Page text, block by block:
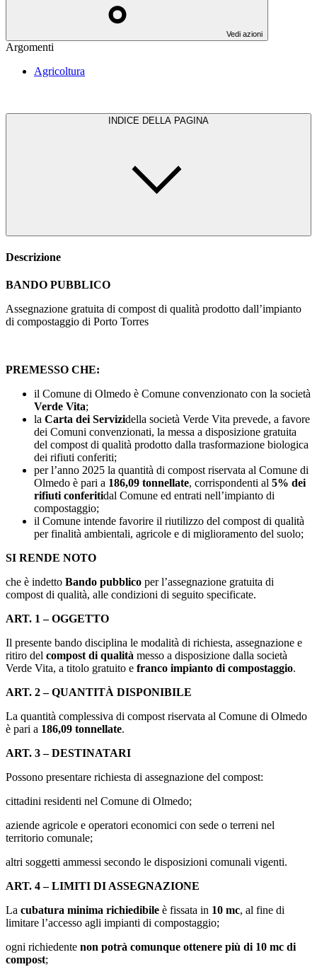
Vedi azioni
Argomenti
Agricoltura
INDICE DELLA PAGINA
Descrizione
BANDO PUBBLICO
Assegnazione gratuita di compost di qualità prodotto dall’impianto
di compostaggio di Porto Torres
PREMESSO CHE:
il Comune di Olmedo è Comune convenzionato con la società
Verde Vita;
la Carta dei Servizidella società Verde Vita prevede, a favore
dei Comuni convenzionati, la messa a disposizione gratuita
del compost di qualità prodotto dalla trasformazione biologica
dei rifiuti conferiti;
per l’anno 2025 la quantità di compost riservata al Comune di
Olmedo è pari a 186,09 tonnellate, corrispondenti al 5% dei
rifiuti conferitidal Comune ed entrati nell’impianto di
compostaggio;
il Comune intende favorire il riutilizzo del compost di qualità
per finalità ambientali, agricole e di miglioramento del suolo;
SI RENDE NOTO
che è indetto Bando pubblico per l’assegnazione gratuita di
compost di qualità, alle condizioni di seguito specificate.
ART. 1 – OGGETTO
Il presente bando disciplina le modalità di richiesta, assegnazione e
ritiro del compost di qualità messo a disposizione dalla società
Verde Vita, a titolo gratuito e franco impianto di compostaggio.
ART. 2 – QUANTITÀ DISPONIBILE
La quantità complessiva di compost riservata al Comune di Olmedo
è pari a 186,09 tonnellate.
ART. 3 – DESTINATARI
Possono presentare richiesta di assegnazione del compost:
cittadini residenti nel Comune di Olmedo;
aziende agricole e operatori economici con sede o terreni nel
territorio comunale;
altri soggetti ammessi secondo le disposizioni comunali vigenti.
ART. 4 – LIMITI DI ASSEGNAZIONE
La cubatura minima richiedibile è fissata in 10 mc, al fine di
limitare l’accesso agli impianti di compostaggio;
ogni richiedente non potrà comunque ottenere più di 10 mc di
compost;